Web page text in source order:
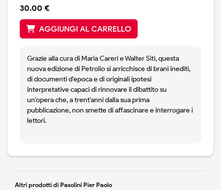
30.00 €
AGGIUNGI AL CARRELLO
Grazie alla cura di Maria Careri e Walter Siti, questa
nuova edizione di Petrolio si arricchisce di brani inediti,
di documenti d'epoca e di originali ipotesi
interpretative capaci di rinnovare il dibattito su
un'opera che, a trent'anni dalla sua prima
pubblicazione, non smette di affascinare e interrogare i
lettori.
Altri prodotti di Pasolini Pier Paolo